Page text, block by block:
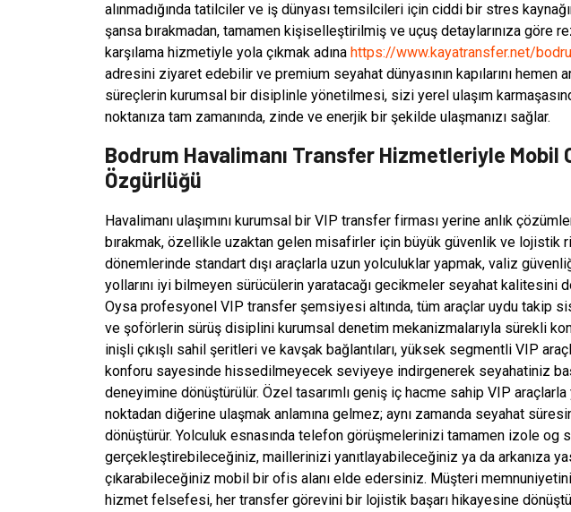
alınmadığında tatilciler ve iş dünyası temsilcileri için ciddi bir stres
şansa bırakmadan, tamamen kişiselleştirilmiş ve uçuş detaylarınıza göre
karşılama hizmetiyle yola çıkmak adına https://www.kayatransfer.net/
adresini ziyaret edebilir ve premium seyahat dünyasının kapılarını
süreçlerin kurumsal bir disiplinle yönetilmesi, sizi yerel ulaşım
noktanıza tam zamanında, zinde ve enerjik bir şekilde ulaşmanızı sağlar.
Bodrum Havalimanı Transfer Hizmetleriyle Mobil
Özgürlüğü
Havalimanı ulaşımını kurumsal bir VIP transfer firması yerine anlık
bırakmak, özellikle uzaktan gelen misafirler için büyük güvenlik ve lojistik
dönemlerinde standart dışı araçlarla uzun yolculuklar yapmak, valiz
yollarını iyi bilmeyen sürücülerin yaratacağı gecikmeler seyahat kalitesini
Oysa profesyonel VIP transfer şemsiyesi altında, tüm araçlar uydu takip
ve şoförlerin sürüş disiplini kurumsal denetim mekanizmalarıyla sürekli
inişli çıkışlı sahil şeritleri ve kavşak bağlantıları, yüksek segmentli VIP
konforu sayesinde hissedilmeyecek seviyeye indirgenerek seyahatiniz
deneyimine dönüştürülür. Özel tasarımlı geniş iç hacme sahip VIP
noktadan diğerine ulaşmak anlamına gelmez; aynı zamanda seyahat
dönüştürür. Yolculuk esnasında telefon görüşmelerinizi tamamen izole og
gerçekleştirebileceğiniz, maillerinizi yanıtlayabileceğiniz ya da arkanıza
çıkarabileceğiniz mobil bir ofis alanı elde edersiniz. Müşteri
hizmet felsefesi, her transfer görevini bir lojistik başarı hikayesine